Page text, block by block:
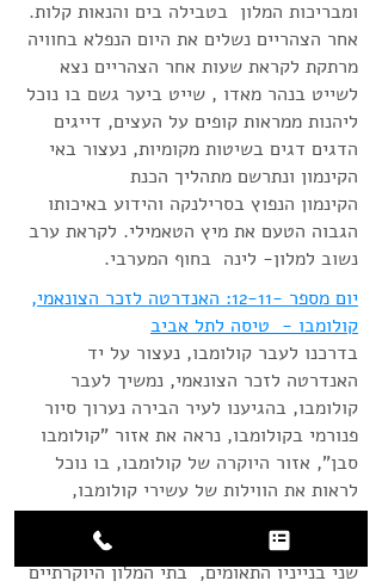
ומבריכות המלון בטבילה בים והנאות קלות.
אחר הצהריים נשלים את היום הנפלא בחוויה
מרתקת לקראת שעות אחר הצהריים נצא
לשייט בנהר מאדו , שייט ביער גשם בו נוכל
ליהנות ממראות קופים על העצים, דייגים
הדגים דגים בשיטות מקומיות, נעצור באי
הקינמון ונתרשם מתהליך הכנת
הקינמון הנפוץ בסרילנקה והידוע באיכותו
הגבוה הטעם את מיץ הטאמילי. לקראת ערב
נשוב למלון- לינה בחוף המערבי.
יום מספר -12-11: האנדרטה לזכר הצונאמי,
קולומבו - טיסה לתל אביב
בדרכנו לעבר קולומבו, נעצור על יד
האנדרטה לזכר הצונאמי, נמשיך לעבר
קולומבו, בהגיענו לעיר הבירה נערוך סיור
פנורמי בקולומבו, נראה את אזור "קולומבו
סבן", אזור היוקרה של קולומבו, בו נוכל
לראות את הווילות של עשירי קולומבו,
סינמון גארדן, בית הפרלמנט הישן , אזור
הנמל הגדול של קולומבו, מרכז הסחר על
שני בנייניו התאומים, בתי המלון היוקרתיים